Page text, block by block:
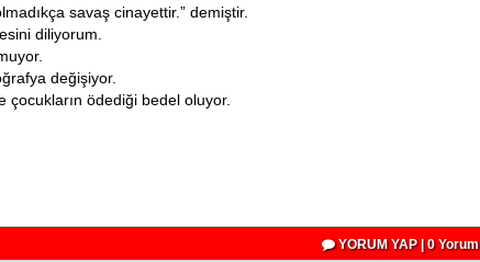
savaş cinayettir.” demiştir.
diliyorum.
değişiyor.
çocukların ödediği bedel oluyor.
YORUM YAP | 0 Yorum